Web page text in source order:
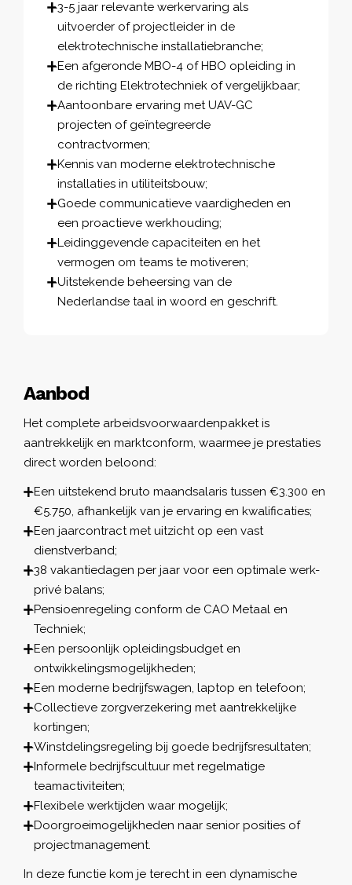
Aanbod
Het complete arbeidsvoorwaardenpakket is
aantrekkelijk en marktconform, waarmee je prestaties
direct worden beloond:
Een uitstekend bruto maandsalaris tussen €3.300 en
€5.750, afhankelijk van je ervaring en kwalificaties;
Een jaarcontract met uitzicht op een vast
dienstverband;
38 vakantiedagen per jaar voor een optimale werk-
privé balans;
Pensioenregeling conform de CAO Metaal en
Techniek;
Een persoonlijk opleidingsbudget en
ontwikkelingsmogelijkheden;
Een moderne bedrijfswagen, laptop en telefoon;
Collectieve zorgverzekering met aantrekkelijke
kortingen;
Winstdelingsregeling bij goede bedrijfsresultaten;
Informele bedrijfscultuur met regelmatige
teamactiviteiten;
Flexibele werktijden waar mogelijk;
Doorgroeimogelijkheden naar senior posities of
projectmanagement.
In deze functie kom je terecht in een dynamische
3-5 jaar relevante werkervaring als
uitvoerder of projectleider in de
elektrotechnische installatiebranche;
Een afgeronde MBO-4 of HBO opleiding in
de richting Elektrotechniek of vergelijkbaar;
Aantoonbare ervaring met UAV-GC
projecten of geïntegreerde
contractvormen;
Kennis van moderne elektrotechnische
installaties in utiliteitsbouw;
Goede communicatieve vaardigheden en
een proactieve werkhouding;
Leidinggevende capaciteiten en het
vermogen om teams te motiveren;
Uitstekende beheersing van de
Nederlandse taal in woord en geschrift.